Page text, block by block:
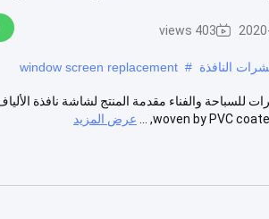
403 views
النافذة #
window screen replacement
woven by PVC
عرض المزيد